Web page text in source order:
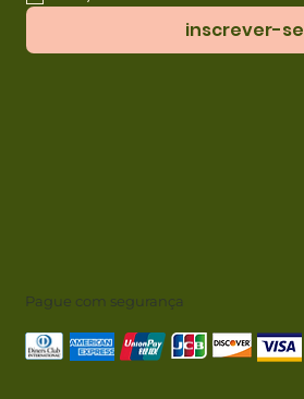
inscrever-se
Pague com segurança